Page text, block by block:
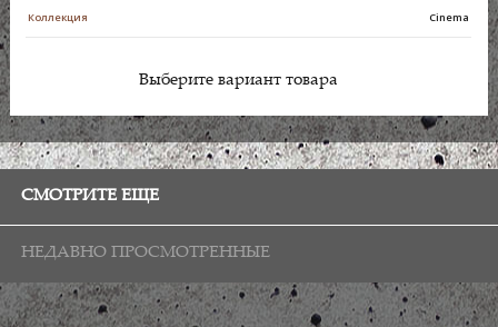
Коллекция Cinema
Выберите вариант товара
СМОТРИТЕ ЕЩЕ
НЕДАВНО ПРОСМОТРЕННЫЕ